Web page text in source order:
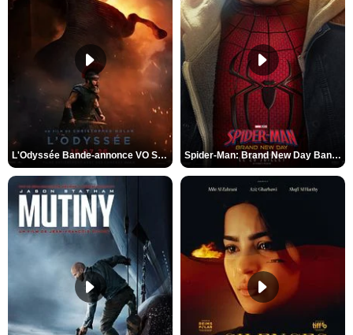
L'Odyssée Bande-annonce VO STFR Spider-Man: Brand New Day Bande-annonce VO STFR